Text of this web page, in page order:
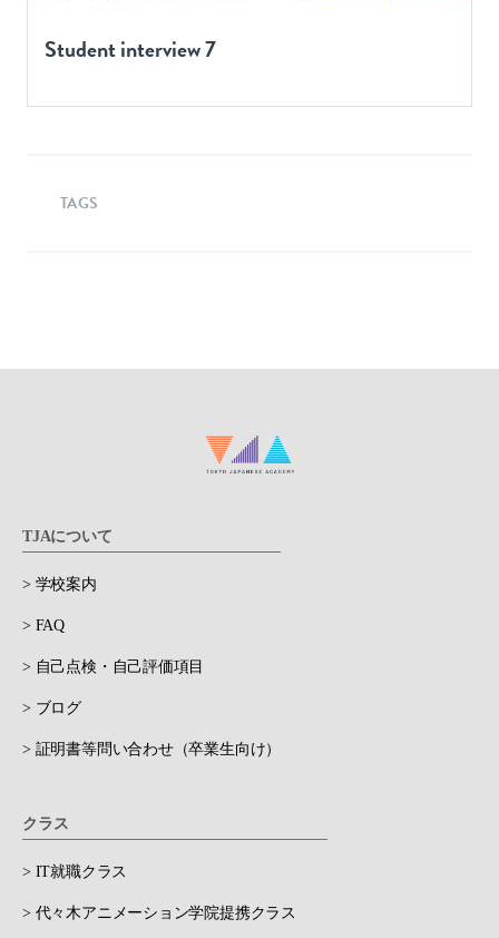
Student interview 7
TAGS
TJAについて
> 学校案内
> FAQ
> 自己点検・自己評価項目
> ブログ
> 証明書等問い合わせ（卒業生向け）
クラス
> IT就職クラス
> 代々木アニメーション学院提携クラス